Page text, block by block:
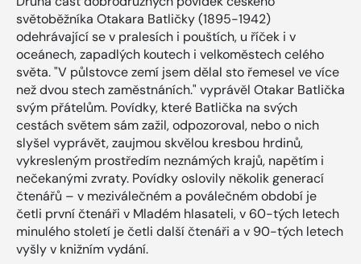
světoběžníka Otakara Batličky (1895-1942)
odehrávající se v pralesích i pouštích, u říček i v
oceánech, zapadlých koutech i velkoměstech celého
světa. "V půlstovce zemí jsem dělal sto řemesel ve více
než dvou stech zaměstnáních." vyprávěl Otakar Batlička
svým přátelům. Povídky, které Batlička na svých
cestách světem sám zažil, odpozoroval, nebo o nich
slyšel vyprávět, zaujmou skvělou kresbou hrdinů,
vykresleným prostředím neznámých krajů, napětím i
nečekanými zvraty. Povídky oslovily několik generací
čtenářů – v meziválečném a poválečném období je
četli první čtenáři v Mladém hlasateli, v 60-tých letech
minulého století je četli další čtenáři a v 90-tých letech
vyšly v knižním vydání.